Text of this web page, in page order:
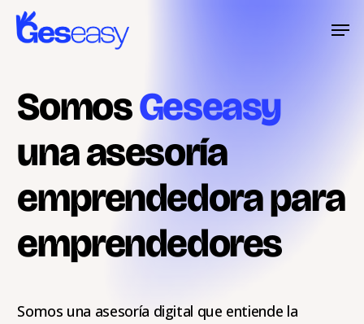
Skip
SomosGeseasy
una asesoría
emprendedora para
emprendedores
Somos una asesoría digital que entiende la